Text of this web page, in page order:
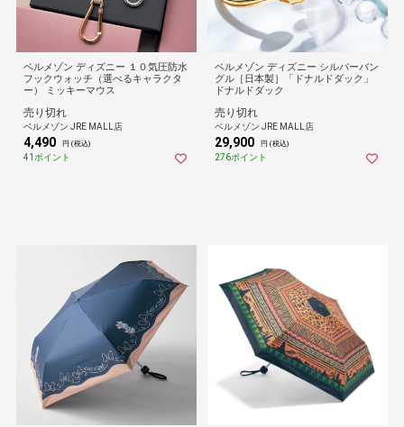
ベルメゾン ディズニー １０気圧防水
フックウォッチ（選べるキャラクタ
ー） ミッキーマウス
売り切れ
ベルメゾン JRE MALL店
4,490 円 (税込)
41ポイント
ベルメゾン ディズニー シルバーバン
グル［日本製］「ドナルドダック」
ドナルドダック
売り切れ
ベルメゾン JRE MALL店
29,900 円 (税込)
276ポイント